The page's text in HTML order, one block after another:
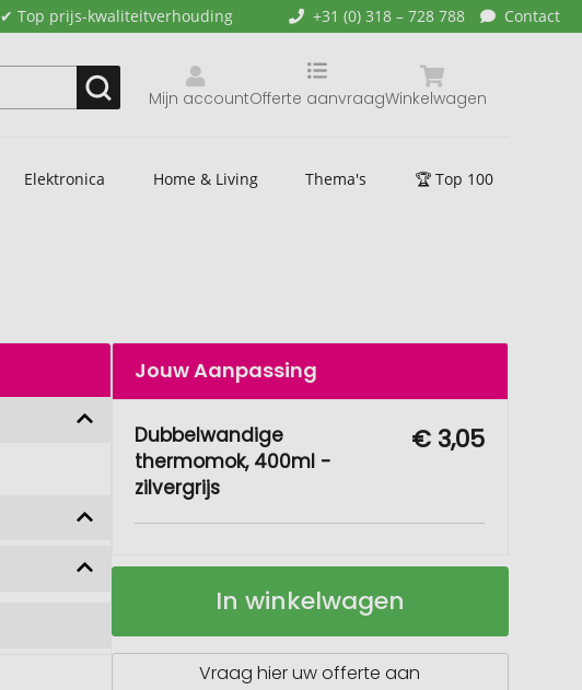
✔ Top prijs-kwaliteitverhouding +31 (0) 318 – 728 788 Contact
Mijn account Winkelwagen
Offerte aanvraag
Elektronica Home & Living Thema's 🏆 Top 100
Jouw Aanpassing
Dubbelwandige
thermomok, 400ml -
zilvergrijs
€ 3,05
Dubbelwandige
Op
In winkelwagen
Vraag hier uw offerte aan